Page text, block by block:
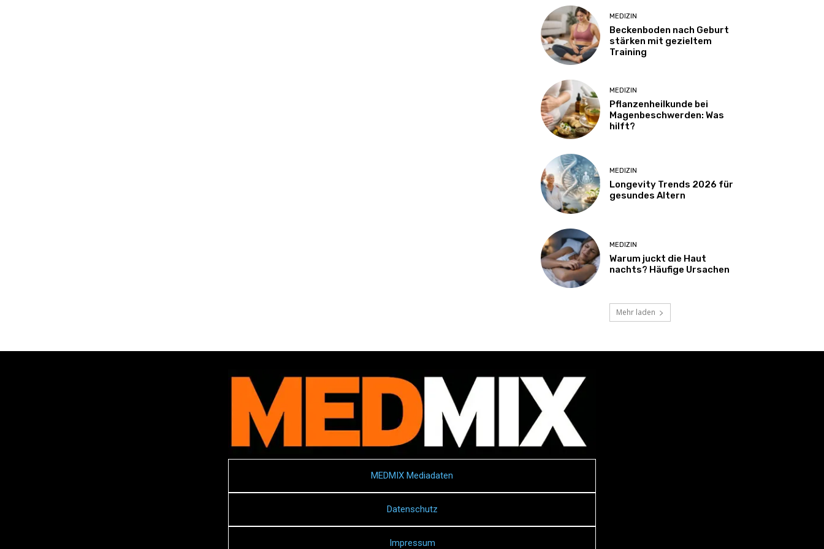
MEDIZIN
Beckenboden nach Geburt
stärken mit gezieltem
Training
MEDIZIN
Pflanzenheilkunde bei
Magenbeschwerden: Was
hilft?
MEDIZIN
Longevity Trends 2026 für
gesundes Altern
MEDIZIN
Warum juckt die Haut
nachts? Häufige Ursachen
Mehr laden
MEDMIX Mediadaten
Datenschutz
Impressum